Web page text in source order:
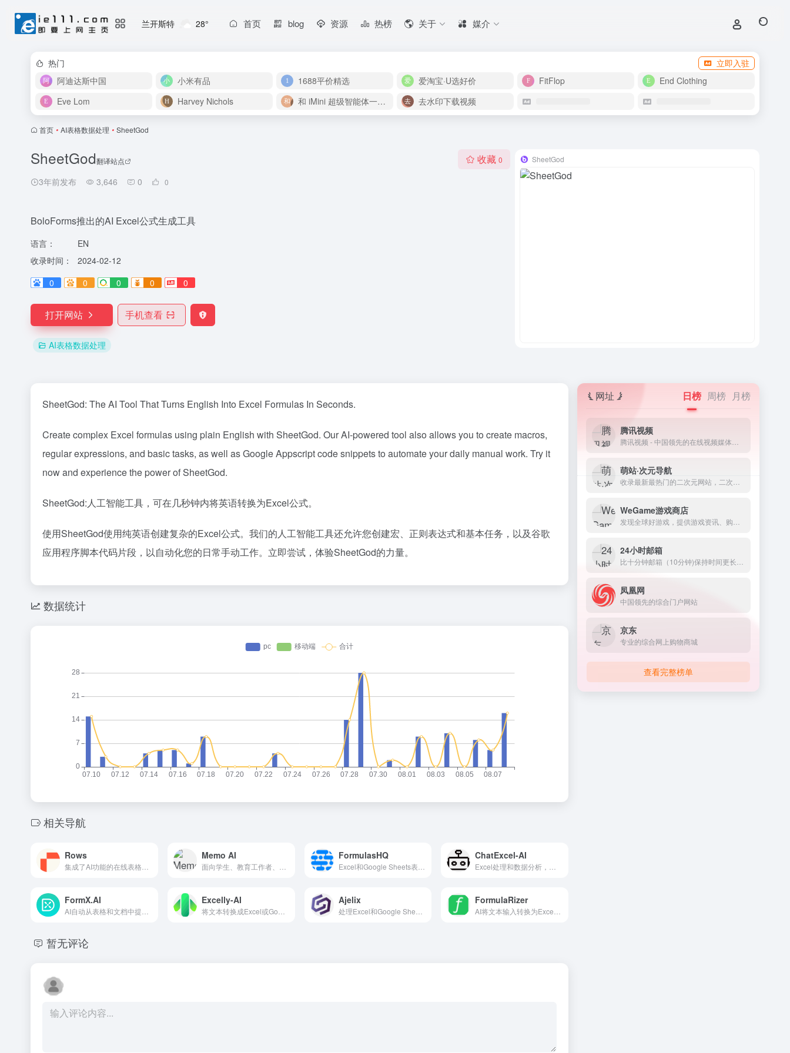
兰开斯特 28° 首页 blog 资源 热榜 关于 媒介
热门
立即入驻
阿迪达斯中国
小米有品 1688平价精选 爱淘宝·U选好价 FitFlop
End Clothing
Eve Lom
Harvey Nichols 和 iMini 超级智能体一起构建伟大作品 去水印下载视频
首页 • AI表格数据处理 • SheetGod
SheetGod翻译站点
3年前发布 3,646 0 0
收藏 0
BoloForms推出的AI Excel公式生成工具
语言：
EN
收录时间：
2024-02-12
0
0 0 0 0
打开网站 手机查看
AI表格数据处理
SheetGod
SheetGod: The AI Tool That Turns English Into Excel Formulas In Seconds.
Create complex Excel formulas using plain English with SheetGod. Our AI-powered tool also allows you to create macros,
regular expressions, and basic tasks, as well as Google Appscript code snippets to automate your daily manual work. Try it
now and experience the power of SheetGod.
SheetGod:人工智能工具，可在几秒钟内将英语转换为Excel公式。
使用SheetGod使用纯英语创建复杂的Excel公式。我们的人工智能工具还允许您创建宏、正则表达式和基本任务，以及谷歌
应用程序脚本代码片段，以自动化您的日常手动工作。立即尝试，体验SheetGod的力量。
数据统计
相关导航
Rows Memo AI FormulasHQ ChatExcel-AI
FormX.AI Excelly-AI Ajelix FormulaRizer
暂无评论
网址 日榜 周榜 月榜
腾讯视频
萌站·次元导航
WeGame游戏商店
24小时邮箱
凤凰网
中国领先的综合门户网站
京东
专业的综合网上购物商城
查看完整榜单